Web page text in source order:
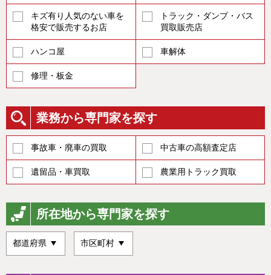
キズ有り人気のない車を
格安で販売するお店
トラック・ダンプ・バス
買取販売店
ハンコ屋 車解体
修理・板金
業務から専門家を探す
事故車・廃車の買取 中古車の高額査定店
遺留品・車買取 農業用トラック買取
所在地から専門家を探す